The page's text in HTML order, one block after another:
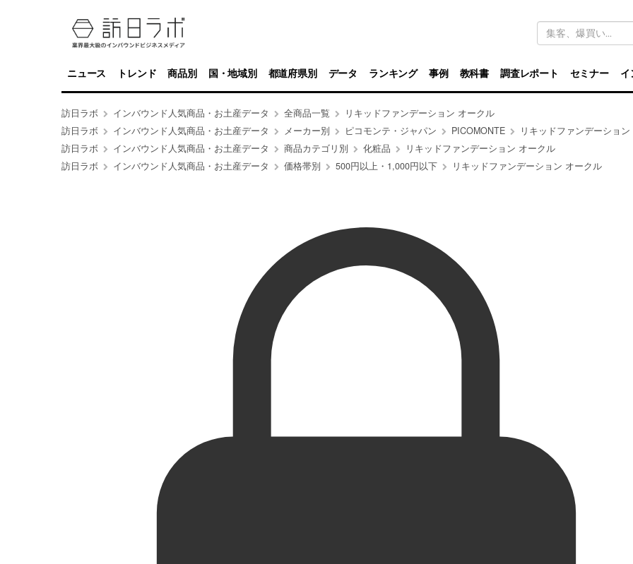
キ
ワ
ド
検
索
ニュース トレンド 商品別 国・地域別 都道府県別 データ ランキング 事例 教科書 調査レポート セミナー イ
訪日ラボ インバウンド人気商品・お土産データ 全商品一覧
リキッドファンデーション オークル
訪日ラボ
インバウンド人気商品・お土産データ メーカー別 ピコモンテ・ジャパン PICOMONTE
リキッドファンデーショ
訪日ラボ
インバウンド人気商品・お土産データ 商品カテゴリ別 化粧品
リキッドファンデーション オークル
訪日ラボ
インバウンド人気商品・お土産データ 価格帯別 500円以上・1,000円以下 リキッドファンデーション オークル